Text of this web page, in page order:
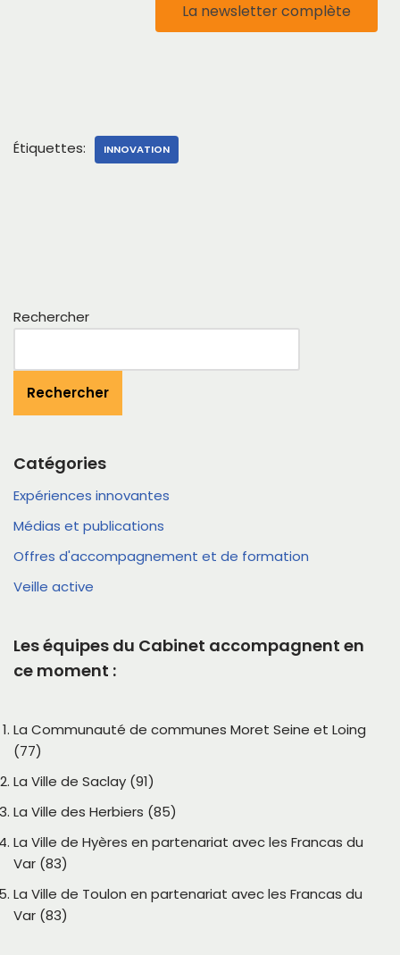
La newsletter complète
Étiquettes: INNOVATION
Rechercher
Rechercher
Catégories
Expériences innovantes
Médias et publications
Offres d'accompagnement et de formation
Veille active
Les équipes du Cabinet accompagnent en
ce moment :
La Communauté de communes Moret Seine et Loing
(77)
La Ville de Saclay (91)
La Ville des Herbiers (85)
La Ville de Hyères en partenariat avec les Francas du
Var (83)
La Ville de Toulon en partenariat avec les Francas du
Var (83)